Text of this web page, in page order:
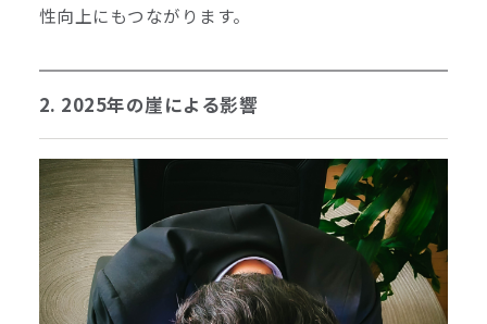
性向上にもつながります。
2. 2025年の崖による影響